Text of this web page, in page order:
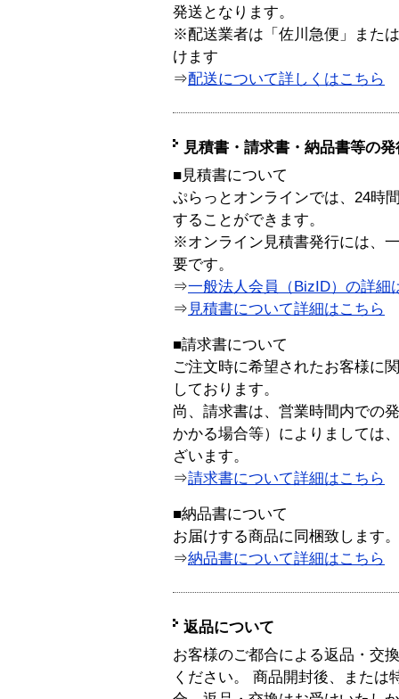
発送となります。
※配送業者は「佐川急便」また
けます
⇒配送について詳しくはこちら
見積書・請求書・納品書等の
■見積書について
ぷらっとオンラインでは、24時
することができます。
※オンライン見積書発行には、
要です。
⇒一般法人会員（BizID）の詳細
⇒ 見積書について詳細はこちら
■請求書について
ご注文時に希望されたお客様に
しております。
尚、請求書は、営業時間内での
かかる場合等）によりましては
ざいます。
⇒請求書について詳細はこちら
■納品書について
お届けする商品に同梱致します。
⇒納品書について詳細はこちら
返品について
お客様のご都合による返品・交
ください。 商品開封後、または